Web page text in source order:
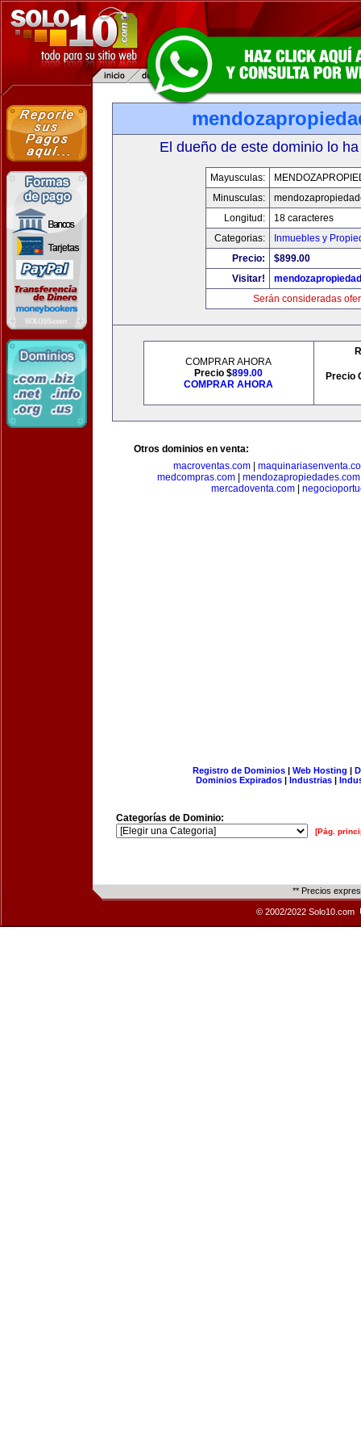
El dueño de este dominio lo
Mayusculas:
Minusculas:
Longitud:
18 caracteres
Categorias:
Inmuebles y
Precio:
$899.00
Visitar!
Serán consideradas
COMPRAR AHORA
Precio $899.00
COMPRAR AHORA
Precio
Otros dominios en venta:
macroventas.com
medcompras.com| mendozapropiedades.com
mercadoventa.com
Registro de Dominios| Web Hosting |
Dominios Expirados | Industrias |
Categorías de Dominio:
[Pág.
** Precios
© 2002/2022 Solo10.com